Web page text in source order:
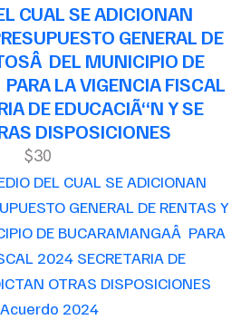
CUAL SE ADICIONAN
GENERAL DE
DEL MUNICIPIO DE
LA VIGENCIA FISCAL
DE EDUCACIÃ“N Y SE
DISPOSICIONES
$30
2024